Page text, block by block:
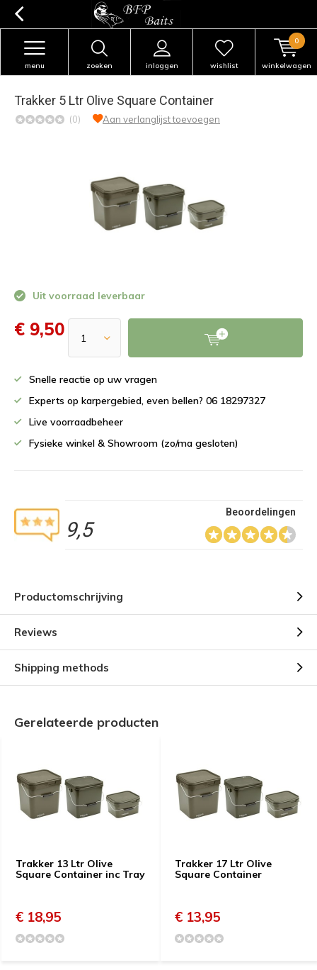
zoeken inloggen
menu wishlist winkelwagen
0
Trakker 5 Ltr Olive Square Container
(0) Aan verlanglijst toevoegen
Uit voorraad leverbaar
€ 9,50
Snelle reactie op uw vragen
Experts op karpergebied, even bellen? 06 18297327
Live voorraadbeheer
Fysieke winkel & Showroom (zo/ma gesloten)
9,5
Beoordelingen
Productomschrijving
Reviews
Shipping methods
Gerelateerde producten
Trakker 13 Ltr Olive
Square Container inc Tray
€ 18,95
Trakker 17 Ltr Olive
Square Container
€ 13,95